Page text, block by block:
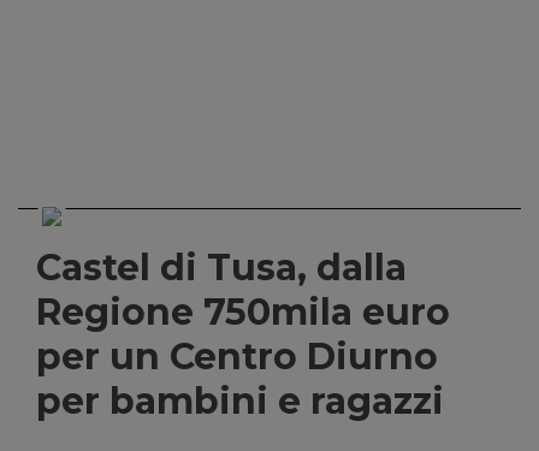
Castel di Tusa, dalla
Regione 750mila euro
per un Centro Diurno
per bambini e ragazzi